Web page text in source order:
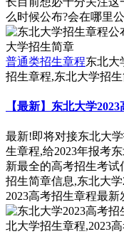
么时候公布?会在哪里
普通类招生章程东北大
招生章程,东北大学招
【最新】东北大学
最新!即将对接东北大
生章程,给2023年报考
新最全的高考招生考试
招生简章信息,东北大
2023高考招生章程最新